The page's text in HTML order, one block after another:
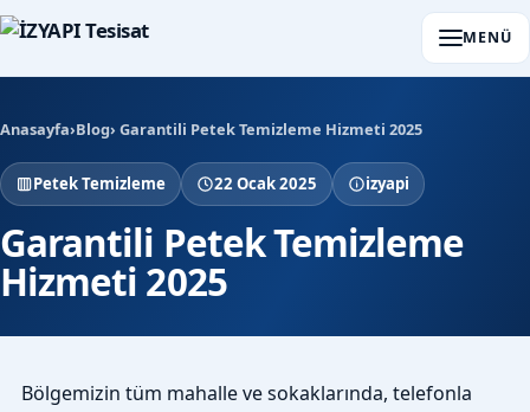
MENÜ
Anasayfa›Blog› Garantili Petek Temizleme Hizmeti 2025
Petek Temizleme 22 Ocak 2025 izyapi
Garantili Petek Temizleme
Hizmeti 2025
Bölgemizin tüm mahalle ve sokaklarında, telefonla